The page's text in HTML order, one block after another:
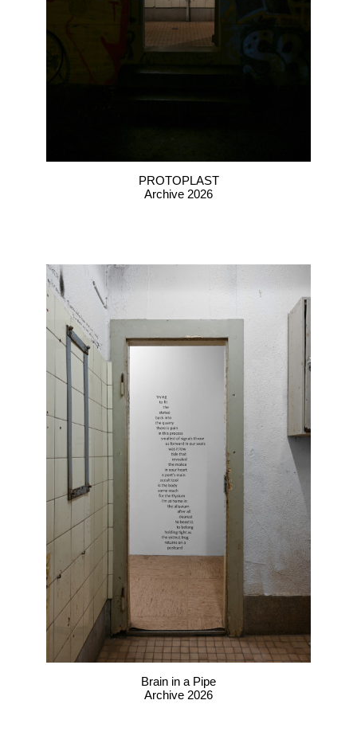
PROTOPLAST
Archive 2026
Brain in a Pipe
Archive 2026